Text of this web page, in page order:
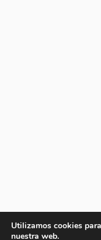
Utilizamos cookies
nuestra web.